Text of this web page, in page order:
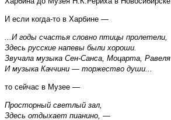
И если когда-то в Харбине —
...И годы счастья словно птицы пролетели,
Здесь русские напевы были хороши.
Звучала музыка Сен-Санса, Моцарта, Равеля
И музыка Каччини — торжество души...
то сейчас в Музее —
Просторный светлый зал,
Здесь отдыхает пианино, —